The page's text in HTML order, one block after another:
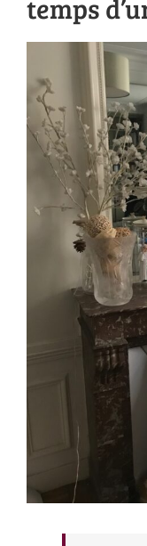
temps
l'image
agrandie